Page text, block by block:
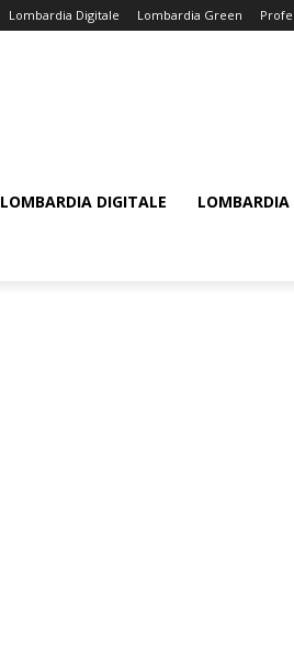
Lombardia Digitale Lombardia Green
LOMBARDIA DIGITALE LOMBARDIA